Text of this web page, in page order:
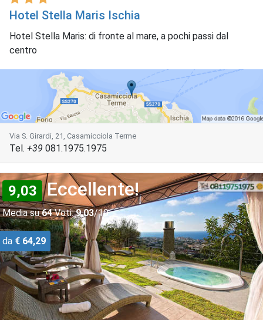
Hotel Stella Maris Ischia
Hotel Stella Maris: di fronte al mare, a pochi passi dal
centro
Via S. Girardi, 21, Casamicciola Terme
Tel. +39 081.1975.1975
9,03 Eccellente!
Media su64Voti: 9,03/10
da € 64,29